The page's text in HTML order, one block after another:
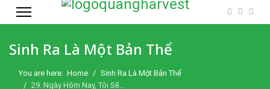
Sinh Ra Là Một Bản Thể
You are here: Home
Sinh Ra Là Một Bản Thể
29. Ngày Hôm Nay, Tôi Sẽ...